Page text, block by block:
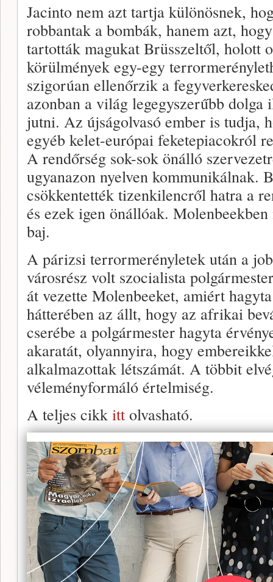
Jacinto nem azt tartja különösnek,
robbantak a bombák, hanem azt,
tartották magukat Brüsszeltől, holott
körülmények egy-egy
szigorúan ellenőrzik a
azonban a világ legegyszerűbb
jutni. Az újságolvasó ember is tudja,
egyéb kelet-európai feketepiacokról
A rendőrség sok-sok önálló
ugyanazon nyelven kommunikálnak.
csökkentették tizenkilencről hatra a
és ezek igen önállóak.
baj.
A párizsi terrormerényletek után a
városrész volt szocialista
át vezette Molenbeeket, amiért
hátterében az állt, hogy az afrikai
cserébe a polgármester hagyta
akaratát, olyannyira, hogy
alkalmazottak létszámát. A többit
véleményformáló értelmiség.
A teljes cikk itt olvasható.